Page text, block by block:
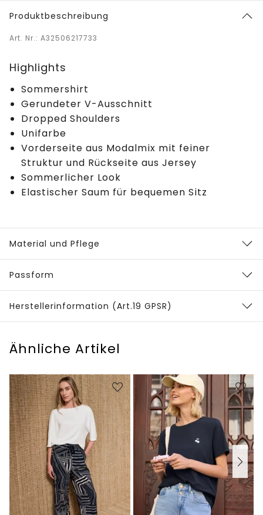
Produktbeschreibung
Art. Nr.: A32506217733
Highlights
Sommershirt
Gerundeter V-Ausschnitt
Dropped Shoulders
Unifarbe
Vorderseite aus Modalmix mit feiner
Struktur und Rückseite aus Jersey
Sommerlicher Look
Elastischer Saum für bequemen Sitz
Material und Pflege
Passform
Herstellerinformation (Art.19 GPSR)
Ähnliche Artikel